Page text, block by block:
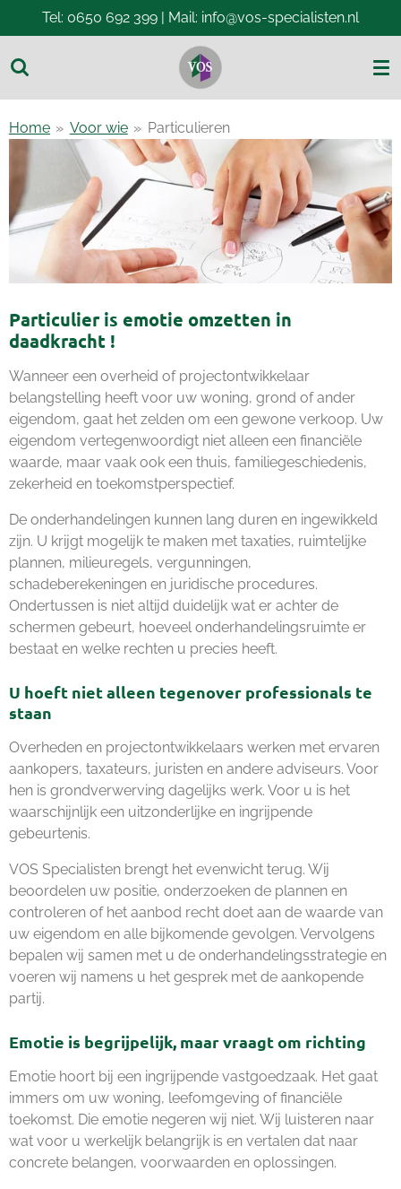
direct
naar
hoofdinhoud
Tel: 0650 692 399 | Mail: info@vos-specialisten.nl
Home » Voor wie » Particulieren
Particulier is emotie omzetten in
daadkracht !
Wanneer een overheid of projectontwikkelaar
belangstelling heeft voor uw woning, grond of ander
eigendom, gaat het zelden om een gewone verkoop. Uw
eigendom vertegenwoordigt niet alleen een financiële
waarde, maar vaak ook een thuis, familiegeschiedenis,
zekerheid en toekomstperspectief.
De onderhandelingen kunnen lang duren en ingewikkeld
zijn. U krijgt mogelijk te maken met taxaties, ruimtelijke
plannen, milieuregels, vergunningen,
schadeberekeningen en juridische procedures.
Ondertussen is niet altijd duidelijk wat er achter de
schermen gebeurt, hoeveel onderhandelingsruimte er
bestaat en welke rechten u precies heeft.
U hoeft niet alleen tegenover professionals te
staan
Overheden en projectontwikkelaars werken met ervaren
aankopers, taxateurs, juristen en andere adviseurs. Voor
hen is grondverwerving dagelijks werk. Voor u is het
waarschijnlijk een uitzonderlijke en ingrijpende
gebeurtenis.
VOS Specialisten brengt het evenwicht terug. Wij
beoordelen uw positie, onderzoeken de plannen en
controleren of het aanbod recht doet aan de waarde van
uw eigendom en alle bijkomende gevolgen. Vervolgens
bepalen wij samen met u de onderhandelingsstrategie en
voeren wij namens u het gesprek met de aankopende
partij.
Emotie is begrijpelijk, maar vraagt om richting
Emotie hoort bij een ingrijpende vastgoedzaak. Het gaat
immers om uw woning, leefomgeving of financiële
toekomst. Die emotie negeren wij niet. Wij luisteren naar
wat voor u werkelijk belangrijk is en vertalen dat naar
concrete belangen, voorwaarden en oplossingen.